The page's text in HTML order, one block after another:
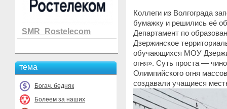
SMR_Rostelecom
тема
Богач, бедняк
Болеем за наших
Коллеги из Волгограда
бумажку и решились её
Департамент по
Дзержинское
обучающихся МОУ
огня». Суть проста —
Олимпийского огня
создавали учащиеся